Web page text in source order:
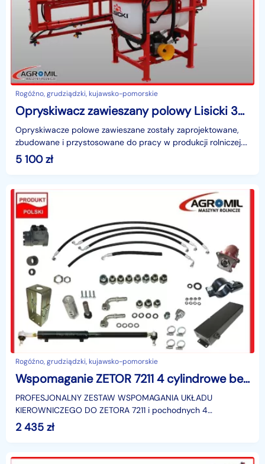
Rogóźno, grudziądzki, kujawsko-pomorskie
Opryskiwacz zawieszany polowy Lisicki 300,400,600,800
Opryskiwacze polowe zawieszane zostały zaprojektowane,
zbudowane i przystosowane do pracy w produkcji rolniczej.
Służą do wykonania zabiegów ochrony roślin i na
5 100zł
Rogóźno, grudziądzki, kujawsko-pomorskie
Wspomaganie ZETOR 7211 4 cylindrowe bez wspomagania orbitrol
PROFESJONALNY ZESTAW WSPOMAGANIA UKŁADU
KIEROWNICZEGO DO ZETORA 7211 i pochodnych 4
cylindrowychKompletne wspomaganie do Zetora dla
ciągników, które nie posiada
2 435 zł